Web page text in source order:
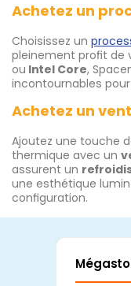
Achetez un
Choisissez un
pleinement profit de
ou Intel Core,
incontournables
Achetez un
Ajoutez une touche
thermique avec un
assurent un
une esthétique
configuration.